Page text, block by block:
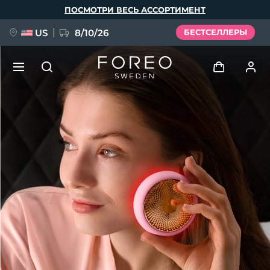
ПОСМОТРИ ВЕСЬ АССОРТИМЕНТ
US 8/10/26 БЕСТСЕЛЛЕРЫ
Войти
Профиль пользователя
Мои приборы
Мои заказы
Мои адреса
Мои подписки
НОВИНКА
FAQ™ Pure Beauty-Tech Elixir
BREAKING NEWS
issa™ Teeth Whitening Set
Deutsch
Español
Français
Italiano
Português
Polski
Svenska
Русский
Türkçe
简体中文 繁體中文